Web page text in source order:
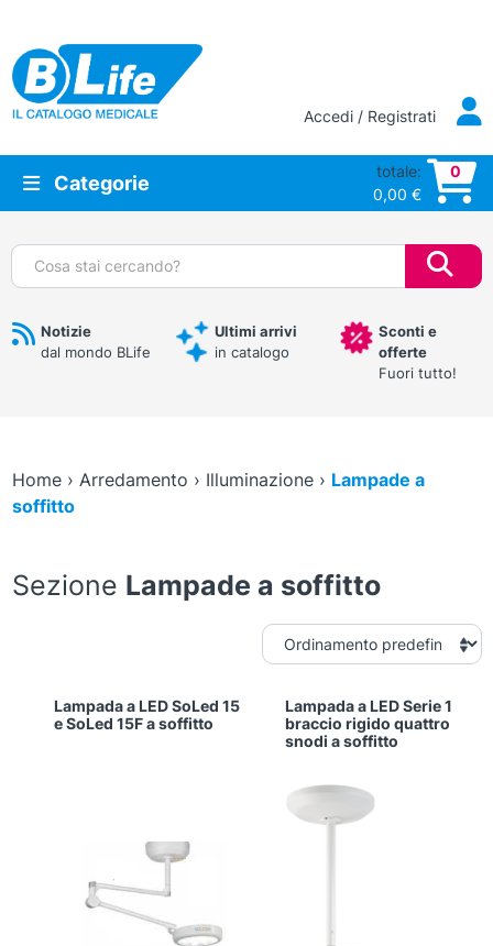
Vai al contenuto principale
Accedi / Registrati
Categorie
totale:
0,00 €
0
Cerca:
Notizie
dal mondo BLife
Ultimi arrivi
in catalogo
Sconti e
offerte
Fuori tutto!
Home› Arredamento › Illuminazione› Lampade a
soffitto
Sezione Lampade a soffitto
Lampada a LED SoLed 15
e SoLed 15F a soffitto
Lampada a LED Serie 1
braccio rigido quattro
snodi a soffitto